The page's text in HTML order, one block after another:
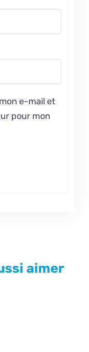
e-mail et
pour mon
aimer